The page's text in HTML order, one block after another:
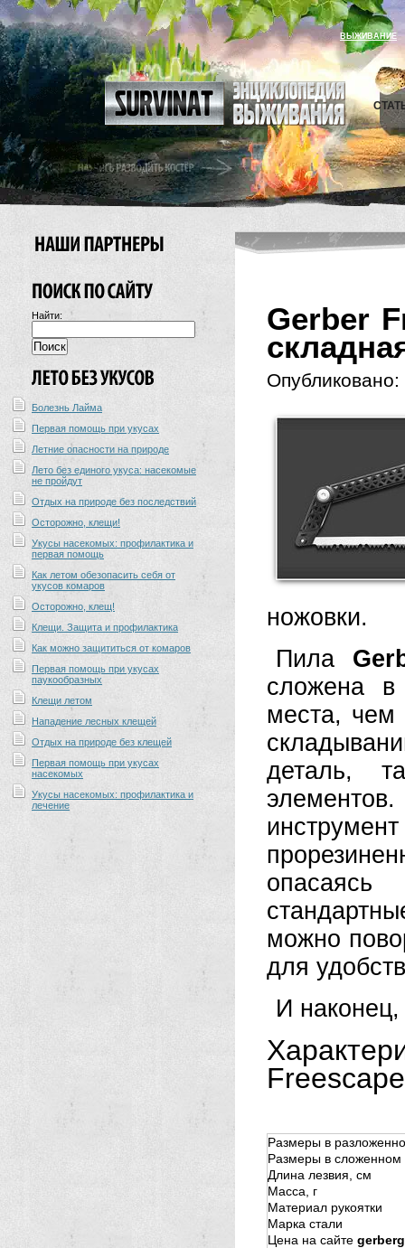
ВЫЖИВАНИЕ
Найти:
Болезнь Лайма
Первая помощь при укусах
Летние опасности на природе
Лето без единого укуса: насекомые
не пройдут
Отдых на природе без последствий
Осторожно, клещи!
Укусы насекомых: профилактика и
первая помощь
Как летом обезопасить себя от
укусов комаров
Осторожно, клещ!
Клещи. Защита и профилактика
Как можно защититься от комаров
Первая помощь при укусах
паукообразных
Клещи летом
Нападение лесных клещей
Отдых на природе без клещей
Первая помощь при укусах
насекомых
Укусы насекомых: профилактика и
лечение
Gerber
Опубликовано:
ножовки.
Пила
сложена
места, чем
деталь,
опасаясь
можно
для
И
Размеры в
Размеры в сложенном
Длина лезвия, см
Масса, г
Материал рукоятки
Марка стали
Цена на сайте